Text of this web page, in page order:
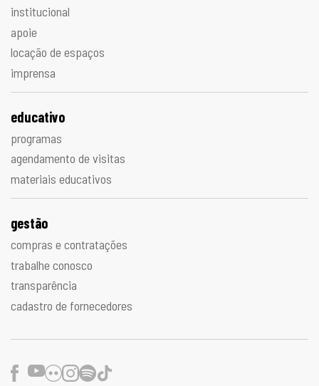
institucional
apoie
locação de espaços
imprensa
educativo
programas
agendamento de visitas
materiais educativos
gestão
compras e contratações
trabalhe conosco
transparência
cadastro de fornecedores
Facebook
Youtube
FlickrInstagram
Spotify
TikTok